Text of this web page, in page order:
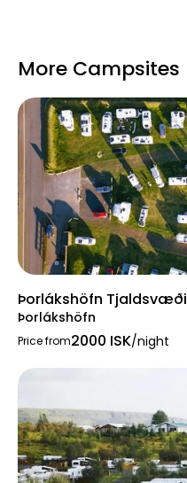
More Campsites
Þorlákshöfn Tjaldsvæði
Þorlákshöfn
Price from2000 ISK/night